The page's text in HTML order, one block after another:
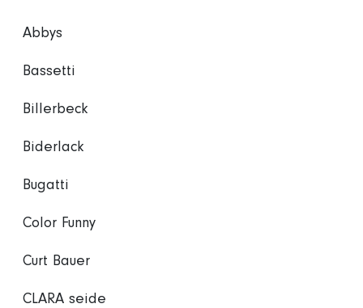
Abbys
Bassetti
Billerbeck
Biderlack
Bugatti
Color Funny
Curt Bauer
CLARA seide